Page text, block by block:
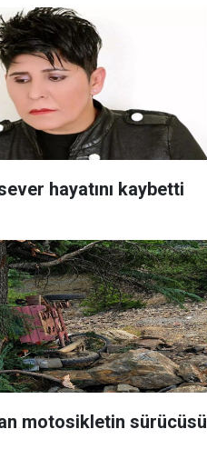
hayatını kaybetti
motosikletin sürücüsü